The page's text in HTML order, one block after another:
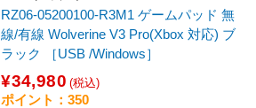
RZ06-05200100-R3M1 ゲームパッド 無
線/有線 Wolverine V3 Pro(Xbox 対応) ブ
ラック ［USB /Windows］
¥34,980 (税込)
ポイント：350